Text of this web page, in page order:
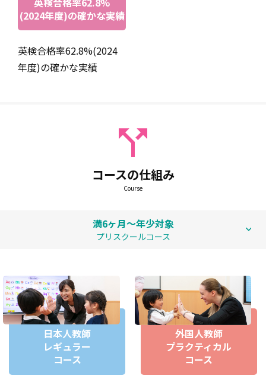
の関係が大好きです。これからもたくさんの生徒に会える
ことを楽しみにしています。
Hi! I`m Justina Cablayan from the Philippines and I`m
currently enjoying my teaching life here at Kawagoe
Amity. I majored Secondary Education in English and I
really love teaching English as much as learning it more.
I enjoy watching movies and even documentaries, and I
really like cooking. I`m interested in trying new dishes
since food is a big part of cultures. I also like playing a
(2024年度)の確かな実績
英検合格率62.8%(2024
年度)の確かな実績
コースの仕組み
Course
満6ヶ月～年少対象
プリスクールコース
日本人教師
レギュラー
コース
外国人教師
プラクティカル
コース